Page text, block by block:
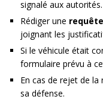
signalé aux autorités.
Rédiger une
joignant les
Si le véhicule était
formulaire prévu à
En cas de rejet de la
sa défense.